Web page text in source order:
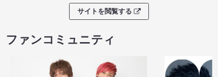
サイトを閲覧する
ファンコミュニティ